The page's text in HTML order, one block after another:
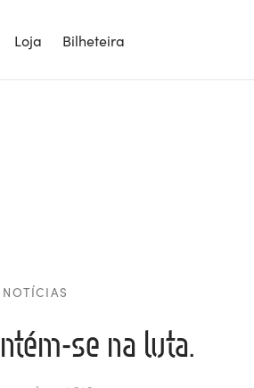
Loja Bilheteira
NOTÍCIAS
se na luta.